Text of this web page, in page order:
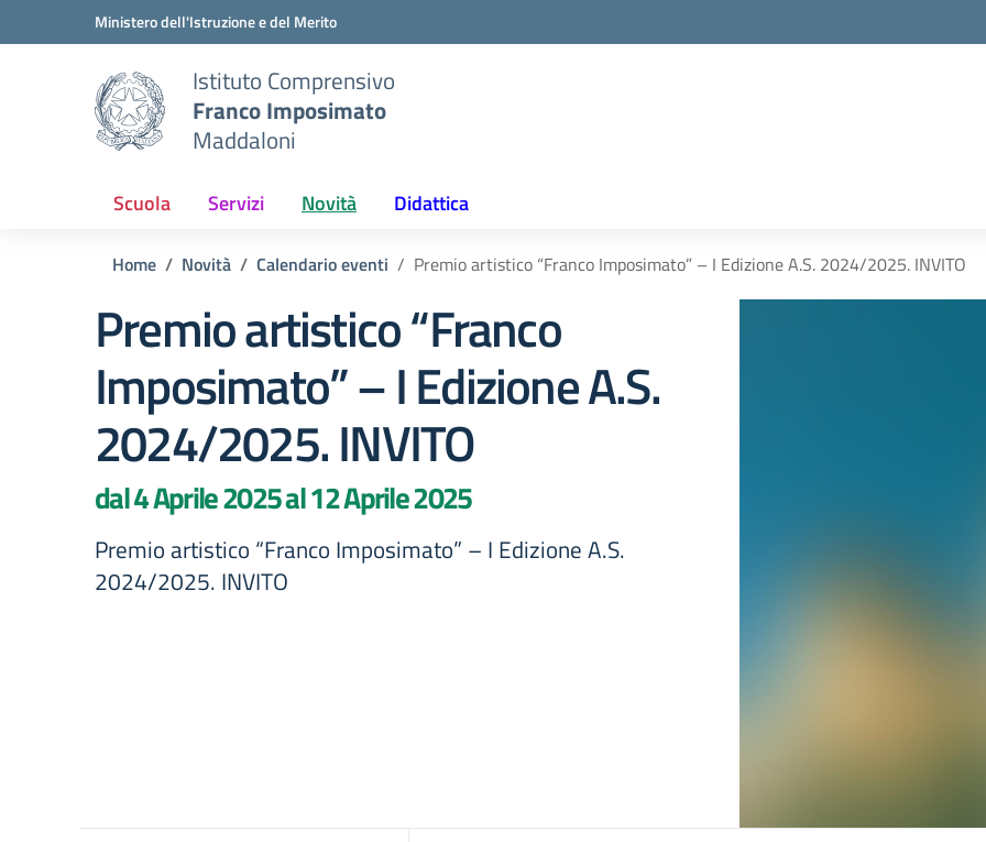
Vai ai contenuti
Vai al menu di navigazioneMinistero dell'Istruzione e del Merito
Istituto Comprensivo
Franco Imposimato
Maddaloni
Scuola Servizi Novità Didattica
Home Novità Calendario eventi Premio artistico “Franco Imposimato” – I Edizione A.S. 2024/2025. INVITO
Premio artistico “Franco
Imposimato” – I Edizione A.S.
2024/2025. INVITO
dal 4 Aprile 2025 al 12 Aprile 2025
Premio artistico “Franco Imposimato” – I Edizione A.S.
2024/2025. INVITO